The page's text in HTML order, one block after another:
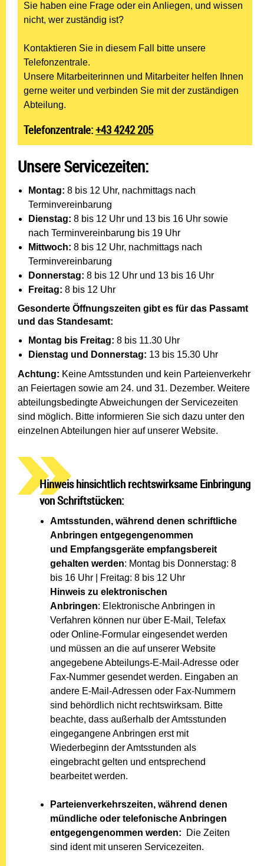
Sie haben eine Frage oder ein Anliegen, und wissen
nicht, wer zuständig ist?
Kontaktieren Sie in diesem Fall bitte unsere
Telefonzentrale.
Unsere Mitarbeiterinnen und Mitarbeiter helfen Ihnen
gerne weiter und verbinden Sie mit der zuständigen
Abteilung.
Telefonzentrale:+43 4242 205
Unsere Servicezeiten:
Montag: 8 bis 12 Uhr, nachmittags nach
Terminvereinbarung
Dienstag: 8 bis 12 Uhr und 13 bis 16 Uhr sowie
nach Terminvereinbarung bis 19 Uhr
Mittwoch: 8 bis 12 Uhr, nachmittags nach
Terminvereinbarung
Donnerstag: 8 bis 12 Uhr und 13 bis 16 Uhr
Freitag: 8 bis 12 Uhr
Gesonderte Öffnungszeiten gibt es für das Passamt
und das Standesamt:
Montag bis Freitag: 8 bis 11.30 Uhr
Dienstag und Donnerstag: 13 bis 15.30 Uhr
Achtung: Keine Amtsstunden und kein Parteienverkehr
an Feiertagen sowie am 24. und 31. Dezember. Weitere
abteilungsbedingte Abweichungen der Servicezeiten
sind möglich. Bitte informieren Sie sich dazu unter den
einzelnen Abteilungen hier auf unserer Website.
Hinweis hinsichtlich rechtswirksame Einbringung
von Schriftstücken:
Amtsstunden, während denen schriftliche
Anbringen entgegengenommen
und Empfangsgeräte empfangsbereit
gehalten werden: Montag bis Donnerstag: 8
bis 16 Uhr | Freitag: 8 bis 12 Uhr
Hinweis zu elektronischen
Anbringen: Elektronische Anbringen in
Verfahren können nur über E-Mail, Telefax
oder Online-Formular eingesendet werden
und müssen an die auf unserer Website
angegebene Abteilungs-E-Mail-Adresse oder
Fax-Nummer gesendet werden. Eingaben an
andere E-Mail-Adressen oder Fax-Nummern
sind behördlich nicht rechtswirksam. Bitte
beachte, dass außerhalb der Amtsstunden
eingegangene Anbringen erst mit
Wiederbeginn der Amtsstunden als
eingebracht gelten und entsprechend
bearbeitet werden.
Parteienverkehrszeiten, während denen
mündliche oder telefonische Anbringen
entgegengenommen werden:
Die Zeiten
sind ident mit unseren Servicezeiten.